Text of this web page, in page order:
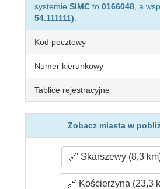
systemie SIMC to 0166048 , a
54.111111)
Kod pocztowy
Numer kierunkowy
Tablice rejestracyjne
Zobacz miasta w
Skarszewy (8,3
Kościerzyna (23,3